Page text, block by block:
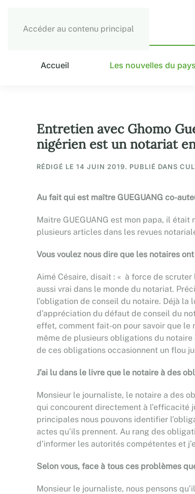
Accéder au contenu principal
Accueil Les nouvelles du pays
Entretien avec Ghomo
nigérien est un notariat
RÉDIGÉ LE 14 JUIN 2019. PUBLIÉ DANS
Au fait qui est maître GUEGUANG co-
Maitre GUEGUANG est mon papa, il
plusieurs articles dans les revues
Vous voulez nous dire que les notaires
Aimé Césaire, disait : « à force de
aussi vrai dans le monde du notariat.
l’obligation de conseil du notaire. Déjà
d’appréciation du défaut de conseil du
effet, comment fait-on pour savoir que le
même de plusieurs obligations du notaire
de ces obligations occasionnent un flou
J’ai lu dans le livre que le notaire à des
Monsieur le journaliste, le notaire a des
qui concourent directement à l’efficacité
principales nous pouvons identifier
actes qu’ils prennent. Au rang des
d’informer les autorités compétentes et
Selon vous, face à tous ces problèmes
Monsieur le journaliste, nous pensons